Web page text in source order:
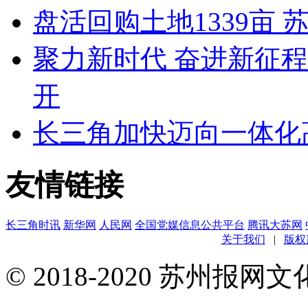
盘活回购土地1339亩
聚力新时代 奋进新征
开
长三角加快迈向一体
友情链接
长三角时讯 新华网 人民网 全国党媒信息公共平台 腾讯大苏网
关于我们
| 版
© 2018-2020 苏州报网